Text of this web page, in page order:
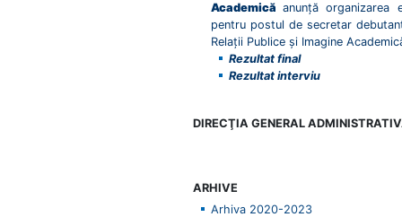
Academicăanunță organizarea
pentru postul de secretar
Relații Publice și Imagine
Rezultat final
Rezultat interviu
DIRECŢIA GENERAL
ARHIVE
Arhiva 2020-2023